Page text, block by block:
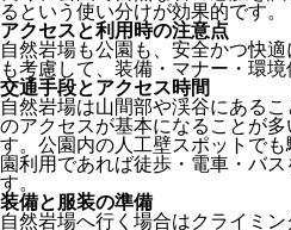
るという使い分けが効果的です。
アクセスと利用時の注意点
自然岩場も公園も、安全かつ快
も考慮して、装備・マナー・環
交通手段とアクセス時間
自然岩場は山間部や渓谷にある
のアクセスが基本になることが
す。公園内の人工壁スポットで
園利用であれば徒歩・電車・バ
す。
装備と服装の準備
自然岩場へ行く場合はクライミ